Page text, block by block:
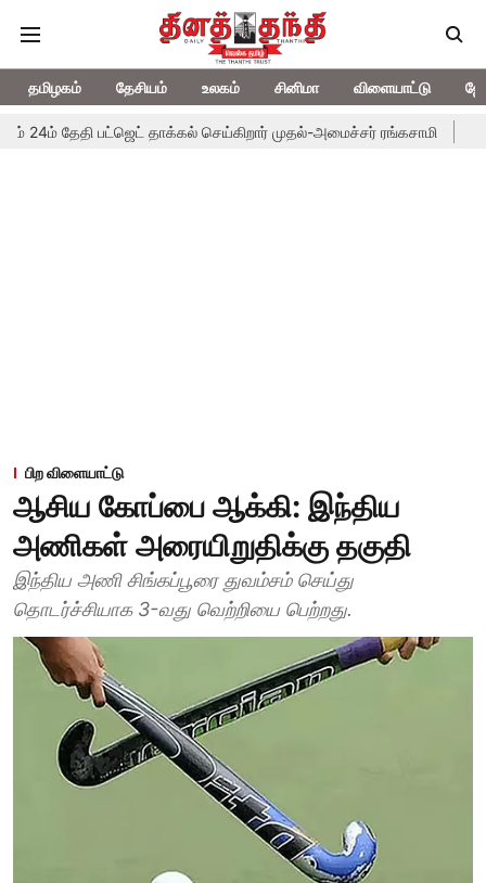
தமிழகம் தேசியம் உலகம் சினிமா விளையாட்டு
பட்ஜெட் தாக்கல் செய்கிறார் முதல்-அமைச்சர் ரங்கசாமி எதிர்க்கட்சிகள்
பிற விளையாட்டு
ஆசிய கோப்பை ஆக்கி: இந்திய
அணிகள் அரையிறுதிக்கு தகுதி
இந்திய அணி சிங்கப்பூரை துவம்சம் செய்து
தொடர்ச்சியாக 3-வது வெற்றியை பெற்றது.